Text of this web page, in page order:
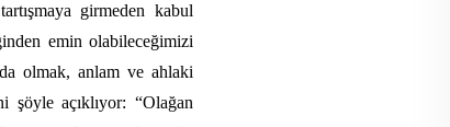
girmeden kabul
emin olabileceğimizi
olmak, anlam ve ahlaki
şöyle açıklıyor: “Olağan